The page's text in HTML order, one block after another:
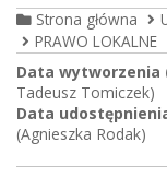
Strona główna
PRAWO LOKALNE
Data wytworzenia
Tadeusz Tomiczek)
Data
(Agnieszka Rodak)